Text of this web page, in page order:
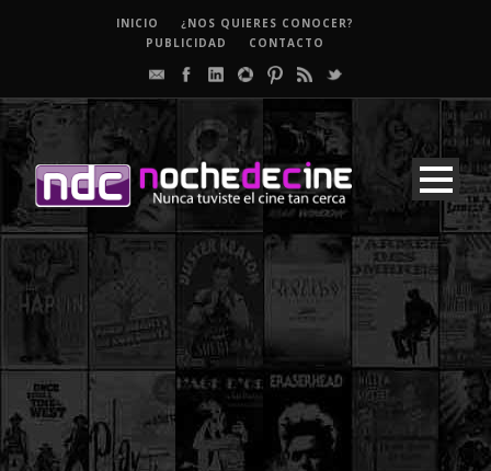
INICIO
¿NOS QUIERES CONOCER?
PUBLICIDAD
CONTACTO